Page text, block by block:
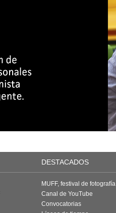
DESTACADOS
MUFF, festival de fotografía
Canal de YouTube
Convocatorias